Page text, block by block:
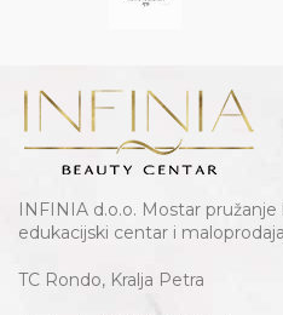
INFINIA d.o.o. Mostar
edukacijski centar i
TC Rondo, Kralja Petra